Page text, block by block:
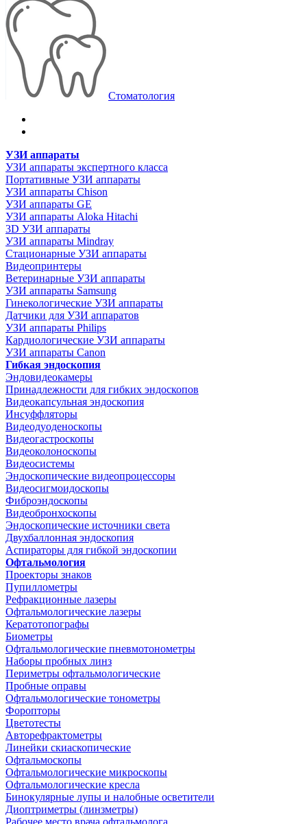
Стоматология
УЗИ аппараты
УЗИ аппараты экспертного класса
Портативные УЗИ аппараты
УЗИ аппараты Chison
УЗИ аппараты GE
УЗИ аппараты Aloka Hitachi
3D УЗИ аппараты
УЗИ аппараты Mindray
Стационарные УЗИ аппараты
Видеопринтеры
Ветеринарные УЗИ аппараты
УЗИ аппараты Samsung
Гинекологические УЗИ аппараты
Датчики для УЗИ аппаратов
УЗИ аппараты Philips
Кардиологические УЗИ аппараты
УЗИ аппараты Canon
Гибкая эндоскопия
Эндовидеокамеры
Принадлежности для гибких эндоскопов
Видеокапсульная эндоскопия
Инсуффляторы
Видеодуоденоскопы
Видеогастроскопы
Видеоколоноскопы
Видеосистемы
Эндоскопические видеопроцессоры
Видеосигмоидоскопы
Фиброэндоскопы
Видеобронхоскопы
Эндоскопические источники света
Двухбаллонная эндоскопия
Аспираторы для гибкой эндоскопии
Офтальмология
Проекторы знаков
Пупиллометры
Рефракционные лазеры
Офтальмологические лазеры
Кератотопографы
Биометры
Офтальмологические пневмотонометры
Наборы пробных линз
Периметры офтальмологические
Пробные оправы
Офтальмологические тонометры
Форопторы
Цветотесты
Авторефрактометры
Линейки скиаскопические
Офтальмоскопы
Офтальмологические микроскопы
Офтальмологические кресла
Бинокулярные лупы и налобные осветители
Диоптриметры (линзметры)
Рабочее место врача офтальмолога